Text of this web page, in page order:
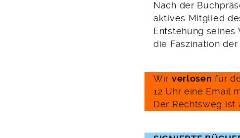
Nach der
aktives Mitglied
Entstehung
die Faszination
Wir verlosen für
12 Uhr eine Email
Der Rechtsweg ist